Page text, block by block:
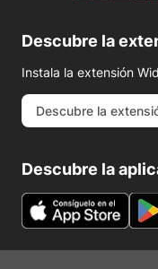
Descubre la
Instala la extensión
Descubre la
Descubre la